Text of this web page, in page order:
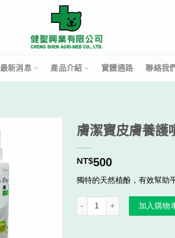
最新消息 產品介紹 實體通路 聯絡我
膚潔寶皮膚養護
NT$500
獨特的天然植酚，有效幫助
膚潔寶皮膚養護噴劑 數量
加入購物